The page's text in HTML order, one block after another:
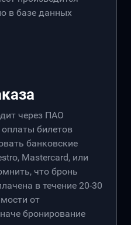
в базе данных
через ПАО
билетов
банковские
Mastercard, или
что бронь
в течение 20-30
от
бронирование